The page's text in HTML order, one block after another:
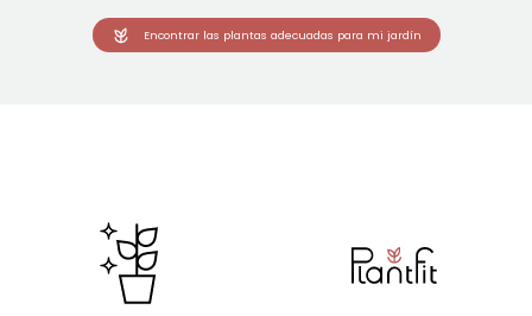
Encontrar las plantas adecuadas para mi jardín